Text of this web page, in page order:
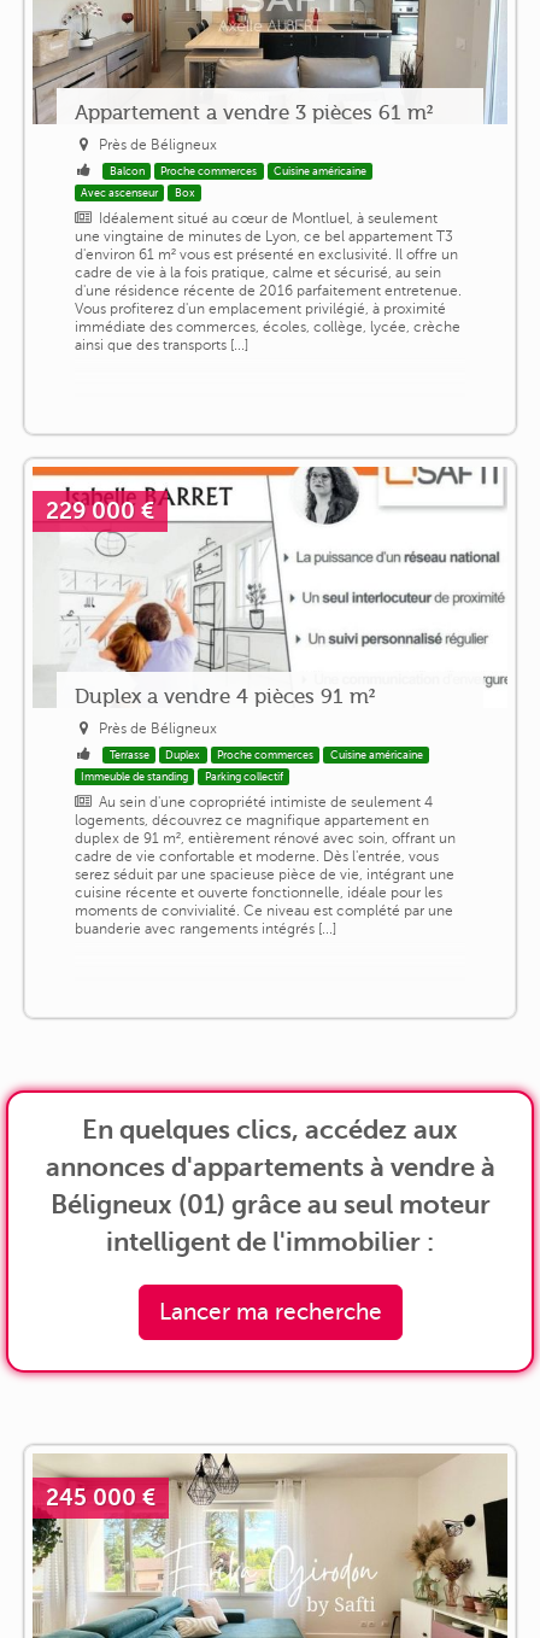
Appartement a vendre 3 pièces 61 m²
Près de Béligneux
Balcon Proche commerces
Cuisine américaine
Avec ascenseur
Box
Idéalement situé au cœur de Montluel, à seulement
une vingtaine de minutes de Lyon, ce bel appartement T3
d'environ 61 m² vous est présenté en exclusivité. Il offre un
cadre de vie à la fois pratique, calme et sécurisé, au sein
d'une résidence récente de 2016 parfaitement entretenue.
Vous profiterez d'un emplacement privilégié, à proximité
immédiate des commerces, écoles, collège, lycée, crèche
ainsi que des transports [...]
229 000 €
Duplex a vendre 4 pièces 91 m²
Près de Béligneux
Terrasse Duplex Proche commerces
Cuisine américaine
Immeuble de standing
Parking collectif
Au sein d'une copropriété intimiste de seulement 4
logements, découvrez ce magnifique appartement en
duplex de 91 m², entièrement rénové avec soin, offrant un
cadre de vie confortable et moderne. Dès l'entrée, vous
serez séduit par une spacieuse pièce de vie, intégrant une
cuisine récente et ouverte fonctionnelle, idéale pour les
moments de convivialité. Ce niveau est complété par une
buanderie avec rangements intégrés [...]
En quelques clics, accédez aux
annonces d'appartements à vendre à
Béligneux (01) grâce au seul moteur
intelligent de l'immobilier :
Lancer ma recherche
245 000 €